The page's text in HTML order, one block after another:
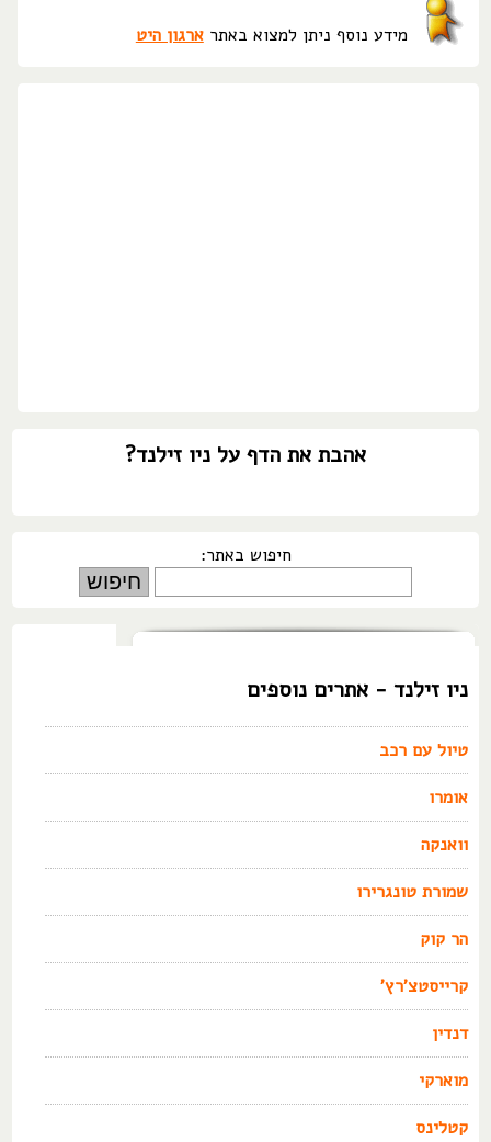
מידע נוסף ניתן למצוא באתרארגון היט
אהבת את הדף על ניו זילנד?
חיפוש באתר:
ניו זילנד - אתרים נוספים
טיול עם רכב
אומרו
וואנקה
שמורת טונגרירו
הר קוק
קרייסטצ'רץ'
דנדין
מוארקי
קטלינס